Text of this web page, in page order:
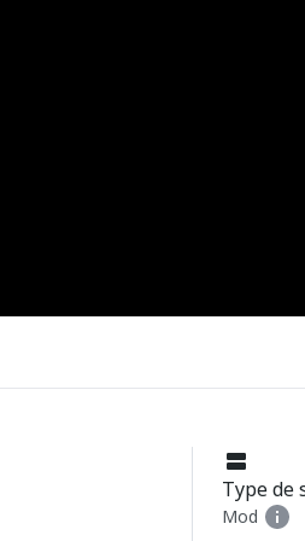
Type de
Mod